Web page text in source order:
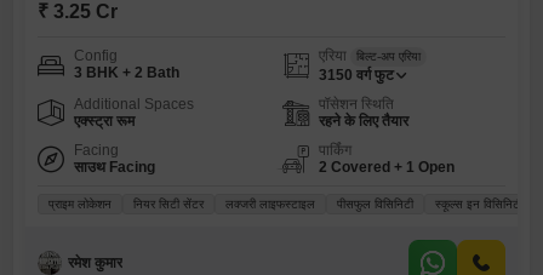
₹ 3.25 Cr
Config
3 BHK + 2 Bath
एरिया बिल्ट-अप एरिया
3150 वर्ग फुट
Additional Spaces
एक्स्ट्रा रूम
पॉसेशन स्थिति
रहने के लिए तैयार
Facing
साउथ Facing
पार्किंग
2 Covered + 1 Open
प्राइम लोकेशन नियर सिटी सेंटर लक्जरी लाइफस्टाइल पीसफुल विसिनिटी स्कूल्स इन विसिनिटी
रमेश कुमार